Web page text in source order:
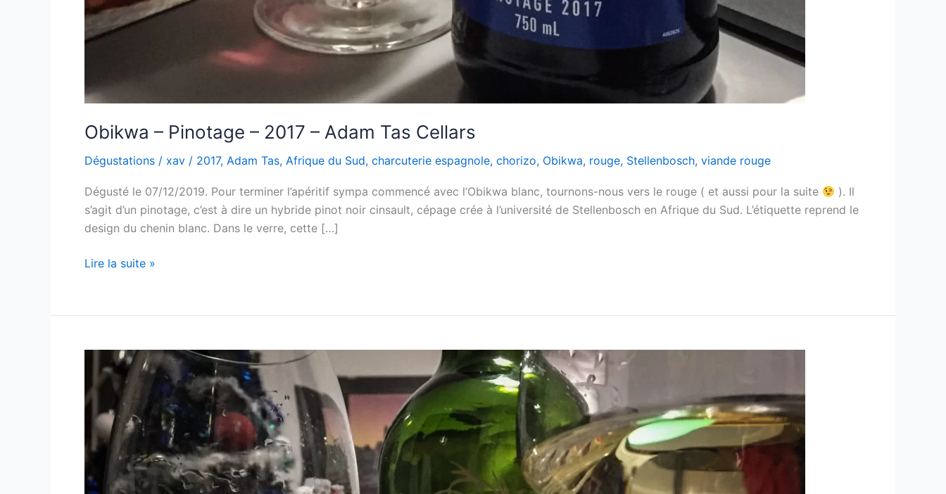
Obikwa – Pinotage – 2017 – Adam Tas Cellars
Dégustations / xav / 2017, Adam Tas, Afrique du Sud, charcuterie espagnole, chorizo, Obikwa, rouge, Stellenbosch, viande rouge
Dégusté le 07/12/2019. Pour terminer l’apéritif sympa commencé avec l’Obikwa blanc, tournons-nous vers le rouge ( et aussi pour la suite
). Il
s’agit d’un pinotage, c’est à dire un hybride pinot noir cinsault, cépage crée à l’université de Stellenbosch en Afrique du Sud. L’étiquette reprend le
design du chenin blanc. Dans le verre, cette […]
Obikwa
–
–
Adam
Tas
Cellars
Lire la suite »